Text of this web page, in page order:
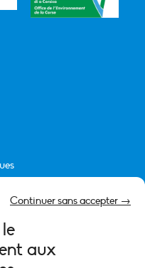
aux
Continuer sans accepter →